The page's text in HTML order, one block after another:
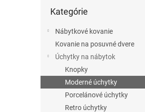
kategórie
Kategórie
Nábytkové kovanie
Kovanie na posuvné dvere
Úchytky na nábytok
Knopky
Moderné úchytky
Porcelánové úchytky
Retro úchytky